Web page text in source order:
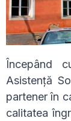
Începând
Asistență
partener în
calitatea